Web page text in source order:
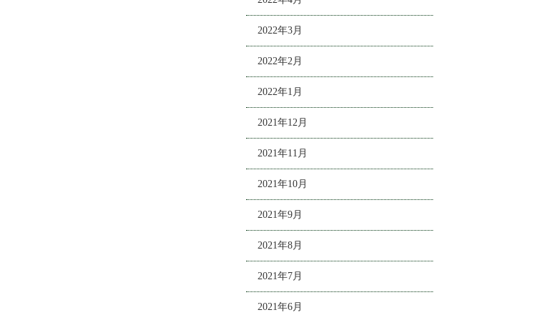
2022年3月
2022年2月
2022年1月
2021年12月
2021年11月
2021年10月
2021年9月
2021年8月
2021年7月
2021年6月